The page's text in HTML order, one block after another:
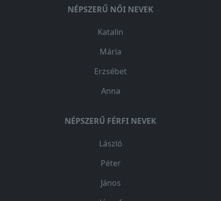
NÉPSZERŰ NŐI NEVEK
Katalin
Mária
Erzsébet
Anna
NÉPSZERŰ FÉRFI NEVEK
László
Péter
János